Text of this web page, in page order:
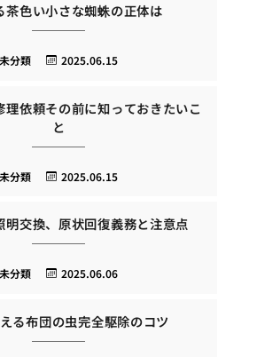
茶色い小さな蜘蛛の正体は
2025.06.15
未分類
理依頼その前に知っておきたいこ
と
2025.06.15
未分類
明交換、原状回復義務と注意点
2025.06.06
未分類
る布団の虫完全駆除のコツ